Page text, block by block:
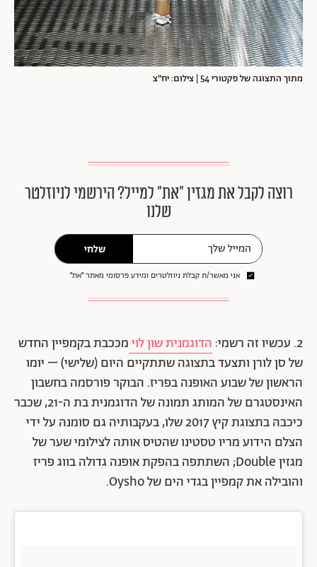
מתוך התצוגה של פקטורי 54 | צילום: יח"צ
רוצה לקבל את מגזין ״את״ למייל? הירשמי לניוזלטר
שלנו
שלחי
אני מאשר/ת קבלת ניוזלטרים ומידע פרסומי מאתר ״את״
2. עכשיו זה רשמי: הדוגמנית שון לוימככבת בקמפיין החדש
של סן לורן ותצעד בתצוגה שתתקיים היום (שלישי) – יומו
הראשון של שבוע האופנה בפריז. הבוקר פורסמה בחשבון
האינסטגרם של המותג תמונה של הדוגמנית בת ה-21, שכבר
כיכבה בתצוגת קיץ 2017 שלו, בעקבותיה גם סומנה על ידי
הצלם הידוע מריו טסטינו שהטיס אותה לצילומי שער של
מגזין Double; השתתפה בהפקת אופנה גדולה בווג פריז
והובילה את קמפיין בגדי הים של Oysho.